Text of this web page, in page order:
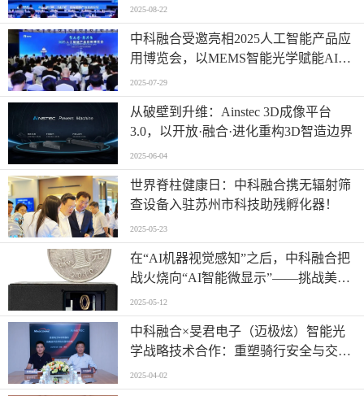
2025-08-22
中科融合受邀亮相2025人工智能产品应
用博览会，以MEMS智能光学赋能AI终
端新时代
2025-07-29
从破壁到升维：Ainstec 3D成像平台
3.0，以开放·融合·进化重构3D智造边界
2025-06-04
世界脊柱健康日：中科融合携无辐射筛
查设备入驻苏州市科技助残孵化器！
2025-05-23
在“AI机器视觉感知”之后，中科融合把
战火烧向“AI智能微显示”——挑战美国
DLP，开启国产微显示新纪元
2025-05-12
中科融合×旻君电子（迈极炫）智能光
学战略技术合作：重塑骑行安全与交互
新范式
2025-04-02